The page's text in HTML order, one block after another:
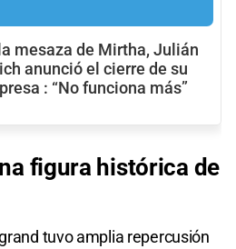
mesaza de Mirtha, Julián
anunció el cierre de su
: “No funciona más”
figura histórica de
tuvo amplia repercusión